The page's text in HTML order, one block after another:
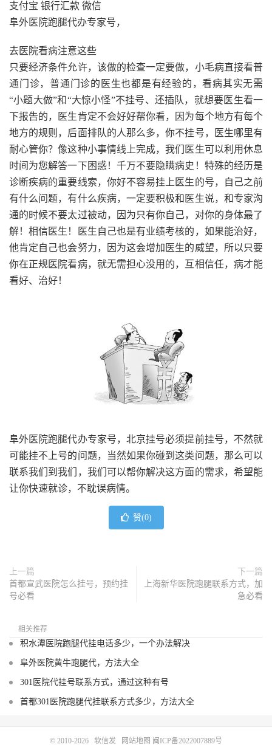
支付宝 银行汇款 微信
阜外医院跑腿代办专家号，
去医院看病注意这些
只要经济条件允许，该做的检查一定要做，小毛病直接看普
通门诊，普通门诊的医生也都是有经验的，看病其实无需
“小题大做”和“大惊小怪”不挂号、还插队，就想要医生看一
下报告的，医生肯定不会好好帮你看，因为每个地方有每个
地方的规则，后面排队的人那么多，你不挂号，医生哪里有
耐心管你？像这种小事情线上完成，我们医生可以利用休息
时间为您解答一下困惑！千万不要隐瞒病史！特殊的经历是
诊断疾病的重要线索，你好不容易挂上医生的号，自己之前
有什么问题，有什么疾病，一定要积极和医生说，和专家沟
通的时候不要太过被动，因为只有你自己，对你的身体最了
解！相信医生！医生自己也是有业绩考核的，如果能治好，
他肯定自己也会努力，因为这会增加医生的威望，所以只要
你在正规医院看病，就无需担心没用的，互相信任，病才能
看好、治好！
阜外医院跑腿代办专家号，北京挂号必须提前挂号，不然就
可能挂不上号的问题，当然如果你碰到这类问题，那么可以
联系我们到我们，我们可以帮你解决这方面的需求，希望能
让你快速就诊，不耽误病情。
赞(0)
上一篇
首都宣武医院怎么挂号，预约挂
号必看
下一篇
上海新华医院跑腿联系方式，加
急必看
相关推荐
积水潭医院跑腿代挂电话多少，一个办法解决
阜外医院黄牛跑腿代，方法大全
301医院代挂号联系方式，通过这种有号
首都301医院跑腿代挂联系方式多少，方法大全
© 2010-2026 软信发 网站地图 闽ICP备2022007889号